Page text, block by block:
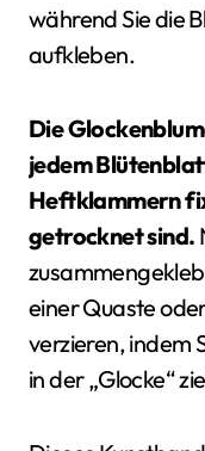
während Sie die
aufkleben.
Die
jedem
Heftklammern
getrocknet sind.
einer Quaste
verzieren, indem
in der „Glocke“